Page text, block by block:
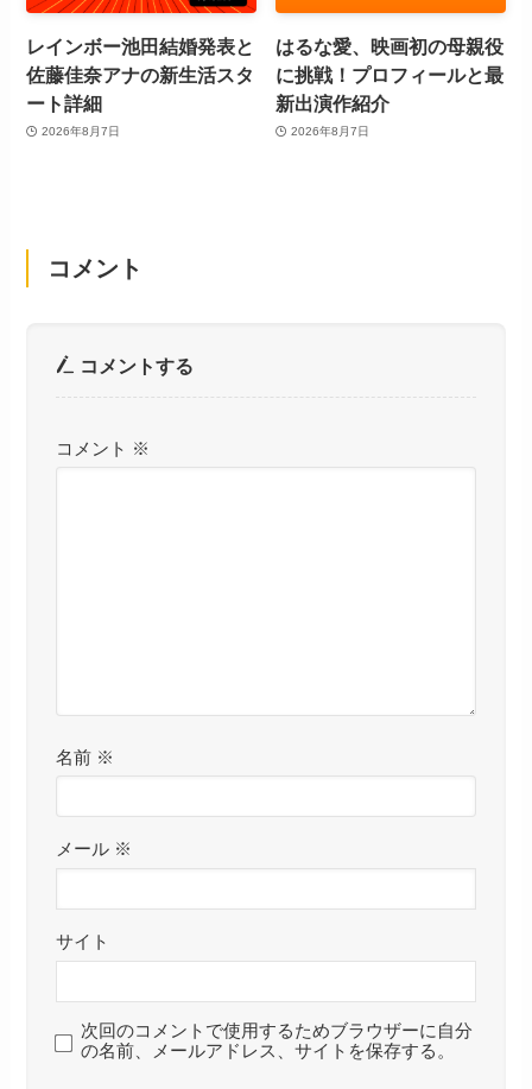
レインボー池田結婚発表と
佐藤佳奈アナの新生活スタ
ート詳細
2026年8月7日
はるな愛、映画初の母親役
に挑戦！プロフィールと最
新出演作紹介
2026年8月7日
コメント
コメントする
コメント ※
名前 ※
メール ※
サイト
次回のコメントで使用するためブラウザーに自分
の名前、メールアドレス、サイトを保存する。